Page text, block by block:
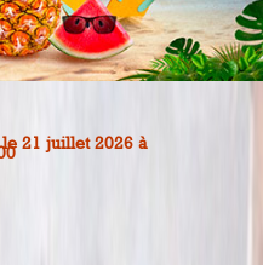
21 juillet 2026 à